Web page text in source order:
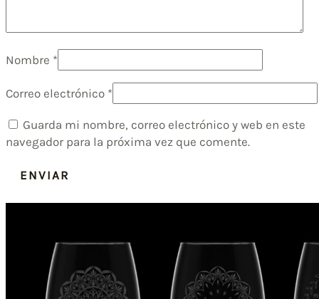
Nombre *
Correo electrónico *
Guarda mi nombre, correo electrónico y web en este
navegador para la próxima vez que comente.